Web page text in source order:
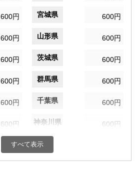
600円 宮城県 600円
600円 山形県 600円
600円 茨城県 600円
600円 群馬県 600円
600円 千葉県 600円
600円 神奈川県 600円
600円 富山県
すべて表示